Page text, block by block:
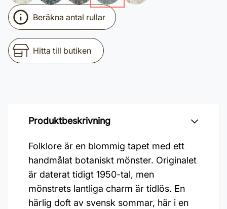
Beräkna antal rullar
Hitta till butiken
Produktbeskrivning
Folklore är en blommig tapet med ett
handmålat botaniskt mönster. Originalet
är daterat tidigt 1950-tal, men
mönstrets lantliga charm är tidlös. En
härlig doft av svensk sommar, här i en